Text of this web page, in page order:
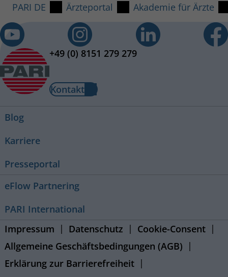
PARI DE Ärzteportal Akademie für Ärzte
+49 (0) 8151 279 279
Kontakt
Blog
Karriere
Presseportal
eFlow Partnering
PARI International
Impressum
Datenschutz
Cookie-Consent
Allgemeine Geschäftsbedingungen (AGB)
Erklärung zur Barrierefreiheit